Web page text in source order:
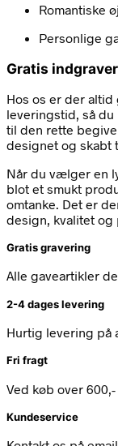
Romantiske
Personlige
Gratis
Hos os er der
leveringstid, så
til den rette
designet og skabt
Når du vælger en
blot et smukt
omtanke. Det er
design, kvalitet
Gratis gravering
Alle gaveartikler
2-4 dages levering
Hurtig levering på
Fri fragt
Ved køb over 600,-
Kundeservice